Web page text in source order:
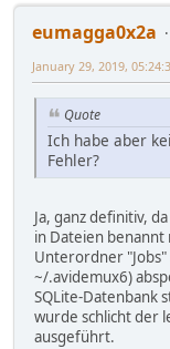
eumagga0x2a
January 29, 2019,
Quote
Ich habe aber
Fehler?
Ja, ganz definitiv,
in Dateien benannt
Unterordner
~/.avidemux6)
SQLite-Datenbank
wurde schlicht der
ausgeführt.